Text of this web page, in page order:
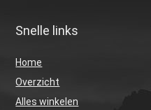
Snelle links
Home
Overzicht
Alles winkelen